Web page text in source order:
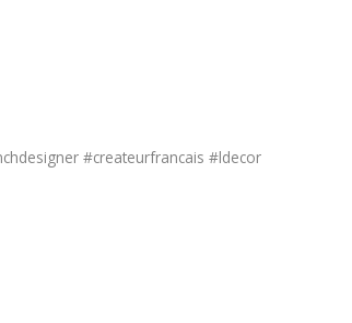
#createurfrancais #ldecor